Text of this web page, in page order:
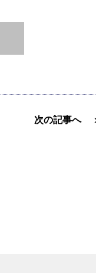
次の記事へ